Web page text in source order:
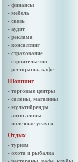
- финансы
- мебель
- связь
- аудит
- реклама
- консалтинг
- страхование
- строительство
- рестораны, кафе
Шоппинг
- торговые центры
- салоны, магазины
- мультибренды
- автосалоны
- полезные услуги
Отдых
- туризм
- охота и рыбалка